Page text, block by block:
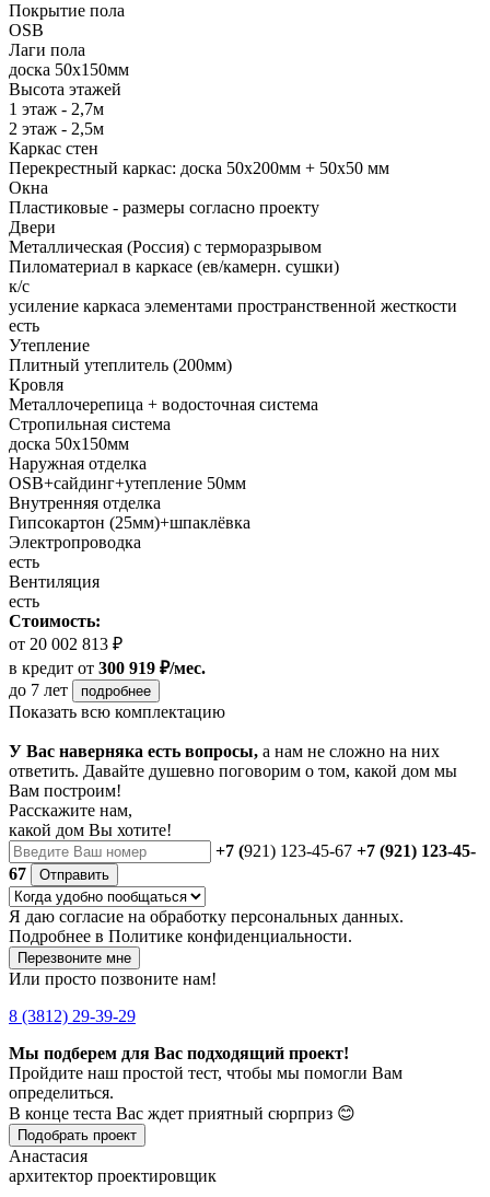
Покрытие пола
ОSB
Лаги пола
доска 50х150мм
Высота этажей
1 этаж - 2,7м
2 этаж - 2,5м
Каркас стен
Перекрестный каркас: доска 50х200мм + 50х50 мм
Окна
Пластиковые - размеры согласно проекту
Двери
Металлическая (Россия) с терморазрывом
Пиломатериал в каркасе (ев/камерн. сушки)
к/с
усиление каркаса элементами пространственной жесткости
есть
Утепление
Плитный утеплитель (200мм)
Кровля
Металлочерепица + водосточная система
Стропильная система
доска 50х150мм
Наружная отделка
OSB+cайдинг+утепление 50мм
Внутренняя отделка
Гипсокартон (25мм)+шпаклёвка
Электропроводка
есть
Вентиляция
есть
Стоимость:
от 20 002 813 ₽
в кредит от 300 919 ₽/мес.
до 7 лет
подробнее
Показать всю комплектацию
У Вас наверняка есть вопросы, а нам не сложно на них
ответить. Давайте душевно поговорим о том, какой дом мы
Вам построим!
Расскажите нам,
какой дом Вы хотите!
+7 (921) 123-45-67 +7 (921) 123-45-
67
Отправить
Я даю согласие на обработку персональных данных.
Подробнее в Политике конфиденциальности.
Перезвоните мне
Или просто позвоните нам!
8 (3812) 29-39-29
Мы подберем для Вас подходящий проект!
Пройдите наш простой тест, чтобы мы помогли Вам
определиться.
В конце теста Вас ждет приятный сюрприз 😊
Подобрать проект
Анастасия
архитектор проектировщик